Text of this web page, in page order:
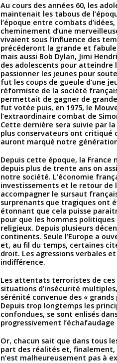
Au cours des années 60, les
maintenait les tabous de
l’époque entre combats
cheminement d’une
vivaient sous l’influence des
précéderont la grande et
mais aussi Bob Dylan, Jimi
des adolescents pour atteindre
passionner les jeunes pour
fut les coups de gueule d’une
réformiste de la société
permettait de gagner de
fut votée puis, en 1975, le
l’extraordinaire combat de
Cette dernière sera suivie par
plus conservateurs ont critiqué
auront marqué notre
Depuis cette époque, la France
depuis plus de trente ans on
notre société. L’économie
investissements et le retour de
accompagner le sursaut
surprenants que tragiques ont
étonnant que cela puisse
pour que les hommes
religieux. Depuis plusieurs
continents. Seule l’Europe a
et, au fil du temps, certaines
droit. Les agressions verbales
indifférence.
Les attentats terroristes de ces
situations d’insécurité
sérénité convenue des «
Depuis trop longtemps les
confondues, se sont enlisés
progressivement l’échafaudage
Or, chacun sait que dans tous
part des réalités et, finalement,
n’est malheureusement pas à